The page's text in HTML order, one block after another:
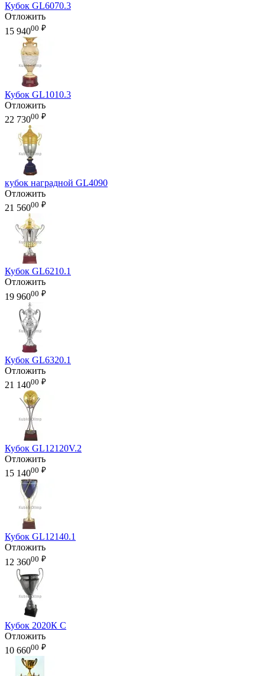
Кубок GL6070.3
Отложить
15 94000 ₽
Кубок GL1010.3
Отложить
22 73000 ₽
кубок наградной GL4090
Отложить
21 56000 ₽
Кубок GL6210.1
Отложить
19 96000 ₽
Кубок GL6320.1
Отложить
21 14000 ₽
Кубок GL12120V.2
Отложить
15 14000 ₽
Кубок GL12140.1
Отложить
12 36000 ₽
Кубок 2020К С
Отложить
10 66000 ₽